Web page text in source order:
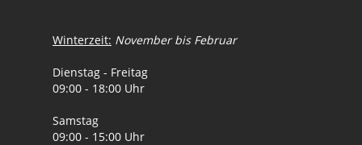
Winterzeit: November bis Februar
Dienstag - Freitag
09:00 - 18:00 Uhr
Samstag
09:00 - 15:00 Uhr